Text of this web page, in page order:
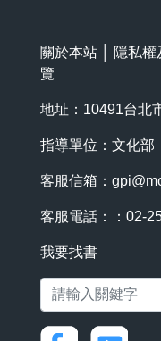
關於本站 隱私權
覽
地址：10491台北
指導單位：文化部
客服信箱：
客服電話：：02-
我要找書